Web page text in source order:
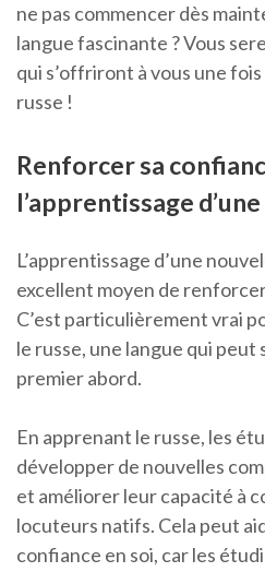
ne pas commencer dès
langue fascinante ? Vous
qui s’offriront à vous une
russe !
Renforcer sa
l’apprentissage
L’apprentissage d’une
excellent moyen de
C’est particulièrement vrai
le russe, une langue qui
premier abord.
En apprenant le russe, les
développer de nouvelles
et améliorer leur capacité à
locuteurs natifs. Cela peut
confiance en soi, car les